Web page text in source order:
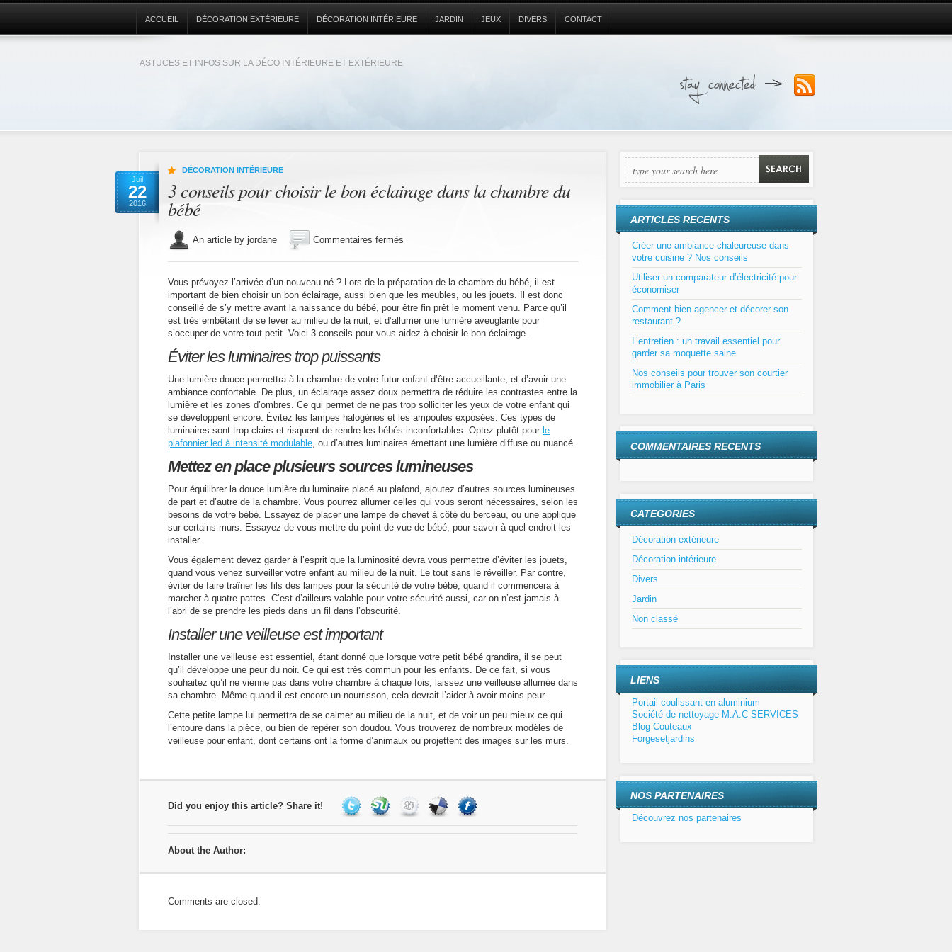
ASTUCES ET INFOS SUR LA DÉCO INTÉRIEURE ET EXTÉRIEURE
ACCUEIL DÉCORATION EXTÉRIEURE DÉCORATION INTÉRIEURE JARDIN JEUX DIVERS CONTACT
Juil
22
2016
DÉCORATION INTÉRIEURE
3 conseils pour choisir le bon éclairage dans la chambre du
bébé
An article by jordane Commentaires fermés
conseils
choisir
le
bon
éclairage
dans
bébé
Vous prévoyez l’arrivée d’un nouveau-né ? Lors de la préparation de la chambre du bébé, il est
important de bien choisir un bon éclairage, aussi bien que les meubles, ou les jouets. Il est donc
conseillé de s’y mettre avant la naissance du bébé, pour être fin prêt le moment venu. Parce qu’il
est très embêtant de se lever au milieu de la nuit, et d’allumer une lumière aveuglante pour
s’occuper de votre tout petit. Voici 3 conseils pour vous aidez à choisir le bon éclairage.
Éviter les luminaires trop puissants
Une lumière douce permettra à la chambre de votre futur enfant d’être accueillante, et d’avoir une
ambiance confortable. De plus, un éclairage assez doux permettra de réduire les contrastes entre la
lumière et les zones d’ombres. Ce qui permet de ne pas trop solliciter les yeux de votre enfant qui
se développent encore. Évitez les lampes halogènes et les ampoules exposées. Ces types de
luminaires sont trop clairs et risquent de rendre les bébés inconfortables. Optez plutôt pour le
plafonnier led à intensité modulable, ou d’autres luminaires émettant une lumière diffuse ou nuancé.
Mettez en place plusieurs sources lumineuses
Pour équilibrer la douce lumière du luminaire placé au plafond, ajoutez d’autres sources lumineuses
de part et d’autre de la chambre. Vous pourrez allumer celles qui vous seront nécessaires, selon les
besoins de votre bébé. Essayez de placer une lampe de chevet à côté du berceau, ou une applique
sur certains murs. Essayez de vous mettre du point de vue de bébé, pour savoir à quel endroit les
installer.
Vous également devez garder à l’esprit que la luminosité devra vous permettre d’éviter les jouets,
quand vous venez surveiller votre enfant au milieu de la nuit. Le tout sans le réveiller. Par contre,
éviter de faire traîner les fils des lampes pour la sécurité de votre bébé, quand il commencera à
marcher à quatre pattes. C’est d’ailleurs valable pour votre sécurité aussi, car on n’est jamais à
l’abri de se prendre les pieds dans un fil dans l’obscurité.
Installer une veilleuse est important
Installer une veilleuse est essentiel, étant donné que lorsque votre petit bébé grandira, il se peut
qu’il développe une peur du noir. Ce qui est très commun pour les enfants. De ce fait, si vous
souhaitez qu’il ne vienne pas dans votre chambre à chaque fois, laissez une veilleuse allumée dans
sa chambre. Même quand il est encore un nourrisson, cela devrait l’aider à avoir moins peur.
Cette petite lampe lui permettra de se calmer au milieu de la nuit, et de voir un peu mieux ce qui
l’entoure dans la pièce, ou bien de repérer son doudou. Vous trouverez de nombreux modèles de
veilleuse pour enfant, dont certains ont la forme d’animaux ou projettent des images sur les murs.
Did you enjoy this article? Share it!
About the Author:
Comments are closed.
ARTICLES RECENTS
Créer une ambiance chaleureuse dans
votre cuisine ? Nos conseils
Utiliser un comparateur d’électricité pour
économiser
Comment bien agencer et décorer son
restaurant ?
L’entretien : un travail essentiel pour
garder sa moquette saine
Nos conseils pour trouver son courtier
immobilier à Paris
COMMENTAIRES RECENTS
CATEGORIES
Décoration extérieure
Décoration intérieure
Divers
Jardin
Non classé
LIENS
Portail coulissant en aluminium
Société de nettoyage M.A.C SERVICES
Blog Couteaux
Forgesetjardins
NOS PARTENAIRES
Découvrez nos partenaires